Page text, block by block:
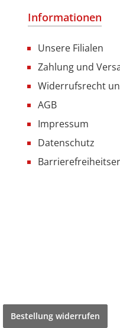
Informationen
Unsere Filialen
Zahlung und
Widerrufsrecht
AGB
Impressum
Datenschutz
Bestellung widerrufen